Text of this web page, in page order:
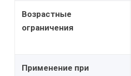
Возрастные
ограничения
Применение при